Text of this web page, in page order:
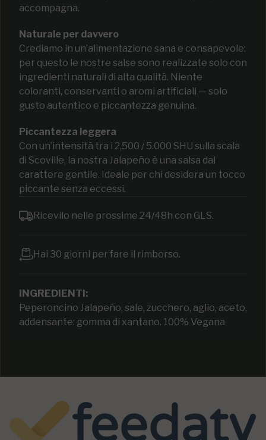
accompagna.
Naturale per davvero
Crediamo in un’alimentazione sana e consapevole:
per questo le nostre salse sono realizzate solo con
ingredienti naturali di alta qualità. Niente
coloranti, conservanti o aromi artificiali — solo
gusto autentico e piccantezza genuina.
Piccantezza leggera
Con un’intensità tra i 2,500 / 5.000 SHU sulla scala
di Scoville, la nostra Jalapeño è una salsa dal
carattere gentile. Ideale per chi desidera un tocco
piccante senza eccessi.
Ricevilo nelle prossime 24/48h con GLS.
Hai 30 giorni per fare il rimborso.
INGREDIENTI:
Peperoncino Jalapeño, sale, zucchero, aglio, aceto,
addensante: gomma di xantano. 100% Vegana